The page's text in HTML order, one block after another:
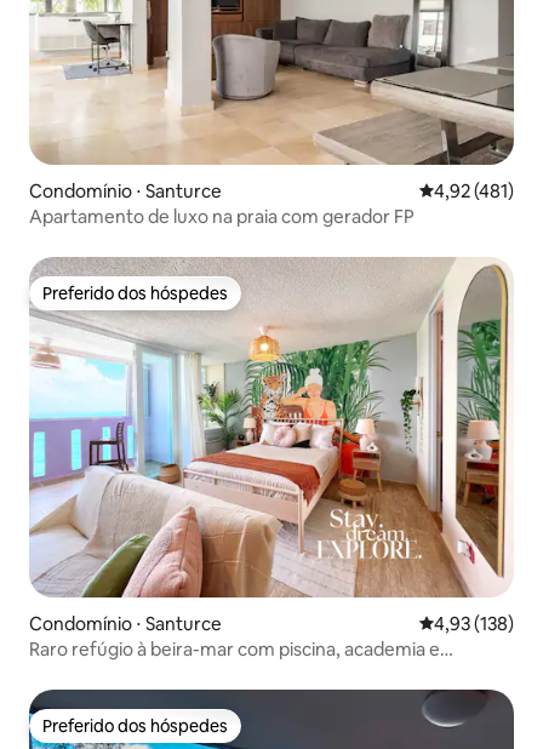
Condomínio ⋅ Santurce 4,92 de uma
4,92 (481)
Apartamento de luxo na praia com gerador FP
Preferido dos hóspedes
Preferido dos hóspedes
Condomínio ⋅ Santurce 4,93 de uma
4,93 (138)
Raro refúgio à beira-mar com piscina, academia e
Preferido dos hóspedes
Preferido dos hóspedes